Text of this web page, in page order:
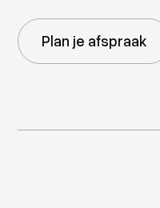
Plan je afspraak